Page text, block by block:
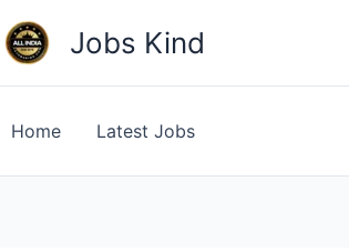
Jobs Kind
Home Latest Jobs